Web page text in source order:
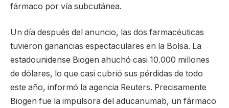
fármaco por vía subcutánea.
Un día después del anuncio, las dos farmacéuticas
tuvieron ganancias espectaculares en la Bolsa. La
estadounidense Biogen ahuchó casi 10.000 millones
de dólares, lo que casi cubrió sus pérdidas de todo
este año, informó la agencia Reuters. Precisamente
Biogen fue la impulsora del aducanumab, un fármaco